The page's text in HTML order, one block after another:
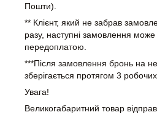
Пошти).
** Клієнт, який не забрав
разу, наступні замовлення
передоплатою.
***Після замовлення бронь на
зберігається протягом 3
Увага!
Великогабаритний товар